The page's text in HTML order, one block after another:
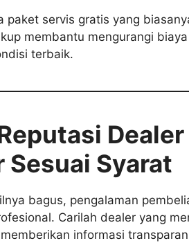
paket servis gratis yang
membantu mengurangi
terbaik.
Sesuai Syarat
bagus, pengalaman
Carilah dealer yang
informasi